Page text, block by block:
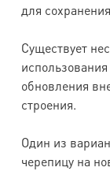
для
Существует
обновления
строения.
Один из
черепицу на